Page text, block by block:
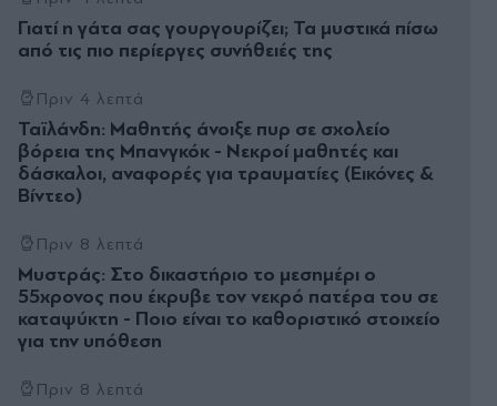
Γιατί η γάτα σας γουργουρίζει; Τα μυστικά πίσω
από τις πιο περίεργες συνήθειές της
Πριν 4 λεπτά
Ταϊλάνδη: Μαθητής άνοιξε πυρ σε σχολείο
βόρεια της Μπανγκόκ - Νεκροί μαθητές και
δάσκαλοι, αναφορές για τραυματίες (Εικόνες &
Βίντεο)
Πριν 8 λεπτά
Μυστράς: Στο δικαστήριο το μεσημέρι ο
55χρονος που έκρυβε τον νεκρό πατέρα του σε
καταψύκτη - Ποιο είναι το καθοριστικό στοιχείο
για την υπόθεση
Πριν 8 λεπτά